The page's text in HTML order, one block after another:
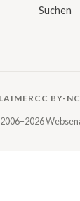
Suchen
CC BY-